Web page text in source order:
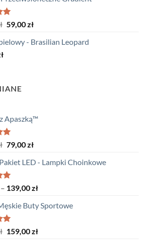
119,00 zł.
Pierwotna
wynosiła:
59,00złAktualna
wynosi:
- Brasilian Leopard
Apaszką™
Pierwotna
wynosiła:
139,00 zł.
79,00złAktualna
wynosi:
LED - Lampki Choinkowe
– 139,00złZakres
od
Buty Sportowe
Pierwotna
159,00złAktualna